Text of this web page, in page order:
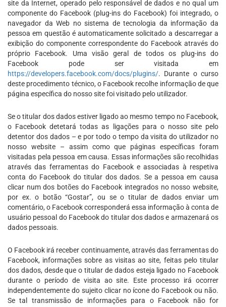
site da Internet, operado pelo responsável de dados e no qual um
componente do Facebook (plug-ins do Facebook) foi integrado, o
navegador da Web no sistema de tecnologia da informação da
pessoa em questão é automaticamente solicitado a descarregar a
exibição do componente correspondente do Facebook através do
próprio Facebook. Uma visão geral de todos os plug-ins do
Facebook pode ser visitada em
https://developers.facebook.com/docs/plugins/. Durante o curso
deste procedimento técnico, o Facebook recolhe informação de que
página específica do nosso site foi visitado pelo utilizador.
Se o titular dos dados estiver ligado ao mesmo tempo no Facebook,
o Facebook detetará todas as ligações para o nosso site pelo
detentor dos dados – e por todo o tempo da visita do utilizador no
nosso website – assim como que páginas específicas foram
visitadas pela pessoa em causa. Essas informações são recolhidas
através das ferramentas do Facebook e associadas à respetiva
conta do Facebook do titular dos dados. Se a pessoa em causa
clicar num dos botões do Facebook integrados no nosso website,
por ex. o botão “Gostar”, ou se o titular de dados enviar um
comentário, o Facebook corresponderá essa informação à conta de
usuário pessoal do Facebook do titular dos dados e armazenará os
dados pessoais.
O Facebook irá receber continuamente, através das ferramentas do
Facebook, informações sobre as visitas ao site, feitas pelo titular
dos dados, desde que o titular de dados esteja ligado no Facebook
durante o período de visita ao site. Este processo irá ocorrer
independentemente do sujeito clicar no ícone do Facebook ou não.
Se tal transmissão de informações para o Facebook não for